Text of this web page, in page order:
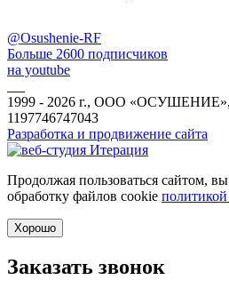
@Osushenie-RF
Больше 2600 подписчиков
на youtube
1999 - 2026 г., ООО
1197746747043
Разработка и продвижение сайта
Продолжая пользоваться сайтом, вы
обработку файлов cookie
Хорошо
Заказать звонок